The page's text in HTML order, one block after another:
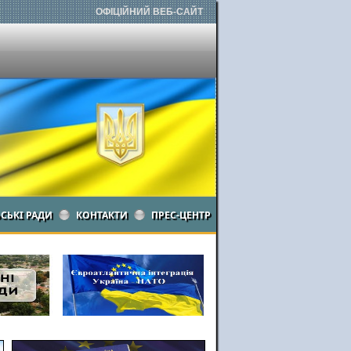
ОФІЦІЙНИЙ ВЕБ-САЙТ
РАДИ КОНТАКТИ ПРЕС-ЦЕНТР